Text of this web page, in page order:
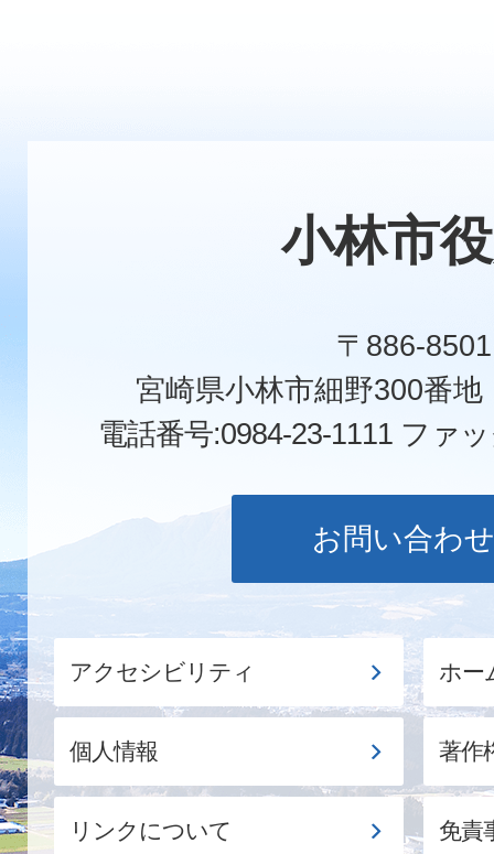
小林市
〒886-8501
宮崎県小林市細野300番
電話番号:0984-23-1111 ファ
お問い合わせ
アクセシビリティ ホー
個人情報 著作
リンクについて 免責